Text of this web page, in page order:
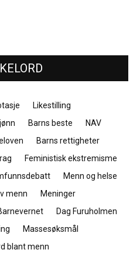
Likestilling
Barns beste
NAV
Barns rettigheter
Feministisk ekstremisme
Menn og helse
menn
Meninger
Dag Furuholmen
Massesøksmål
blant menn